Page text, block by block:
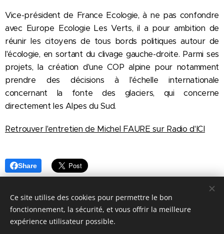
Vice-président de France Ecologie, à ne pas confondre
avec Europe Ecologie Les Verts, il a pour ambition de
réunir les citoyens de tous bords politiques autour de
l'écologie, en sortant du clivage gauche-droite. Parmi ses
projets, la création d'une COP alpine pour notamment
prendre des décisions à l'échelle internationale
concernant la fonte des glaciers, qui concerne
directement les Alpes du Sud.
Retrouver l'entretien de Michel FAURE sur Radio d'ICI
Share
Ce site utilise des cookies pour permettre le bon
fonctionnement, la sécurité, et vous offrir la meilleure
expérience utilisateur possible.